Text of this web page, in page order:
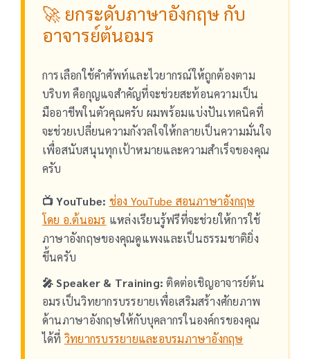
🚀 ยกระดับภาษาอังกฤษ กับ
อาจารย์ต้นอมร
การเลือกใช้คำศัพท์และไวยากรณ์ให้ถูกต้องตาม
บริบท คือกุญแจสำคัญที่จะช่วยสะท้อนความเป็น
มืออาชีพในตัวคุณครับ ผมพร้อมแบ่งปันเทคนิคที่
จะช่วยเปลี่ยนความกังวลใจให้กลายเป็นความมั่นใจ
เพื่อสนับสนุนทุกเป้าหมายและความสำเร็จของคุณ
ครับ
📺 YouTube: ช่อง YouTube สอนภาษาอังกฤษ
โดย อ.ต้นอมร แหล่งเรียนรู้ฟรีที่จะช่วยให้การใช้
ภาษาอังกฤษของคุณดูแพงและเป็นธรรมชาติยิ่ง
ขึ้นครับ
🎤 Speaker & Training: ติดต่อเชิญอาจารย์ต้น
อมรเป็นวิทยากรบรรยายเพื่อเสริมสร้างศักยภาพ
ด้านภาษาอังกฤษให้กับบุคลากรในองค์กรของคุณ
ได้ที่ วิทยากรบรรยายและอบรมภาษาอังกฤษ